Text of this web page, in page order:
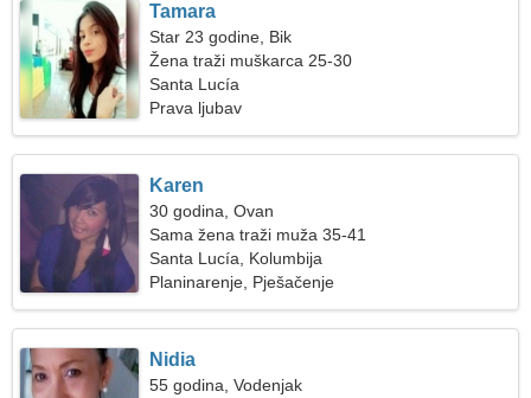
Tamara
Star 23 godine, Bik
Žena traži muškarca 25-30
Santa Lucía
Prava ljubav
Karen
30 godina, Ovan
Sama žena traži muža 35-41
Santa Lucía, Kolumbija
Planinarenje, Pješačenje
Nidia
55 godina, Vodenjak